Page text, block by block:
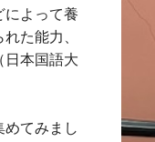
によって養
た能力、
日本国語大
めてみまし